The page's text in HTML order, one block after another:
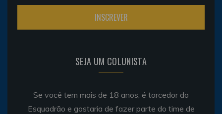
SEJA UM COLUNISTA
Se você tem mais de 18 anos, é torcedor do
Esquadrão e gostaria de fazer parte do time de